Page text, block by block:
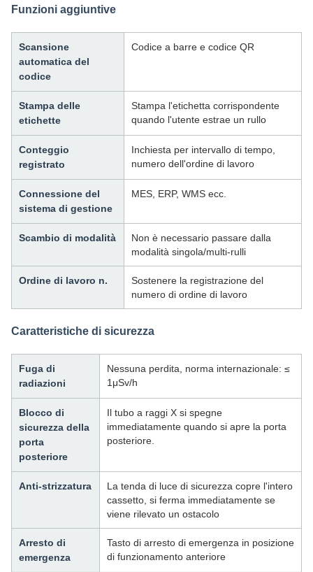
Funzioni aggiuntive
Scansione
automatica del
codice
Codice a barre e codice QR
Stampa delle
etichette
Stampa l'etichetta corrispondente
quando l'utente estrae un rullo
Conteggio
registrato
Inchiesta per intervallo di tempo,
numero dell'ordine di lavoro
Connessione del
sistema di gestione
MES, ERP, WMS ecc.
Scambio di modalità
Non è necessario passare dalla
modalità singola/multi-rulli
Ordine di lavoro n.
Sostenere la registrazione del
numero di ordine di lavoro
Caratteristiche di sicurezza
Fuga di
radiazioni
Nessuna perdita, norma internazionale: ≤
1μSv/h
Blocco di
sicurezza della
porta
posteriore
Il tubo a raggi X si spegne
immediatamente quando si apre la porta
posteriore.
Anti-strizzatura
La tenda di luce di sicurezza copre l'intero
cassetto, si ferma immediatamente se
viene rilevato un ostacolo
Arresto di
emergenza
Tasto di arresto di emergenza in posizione
di funzionamento anteriore